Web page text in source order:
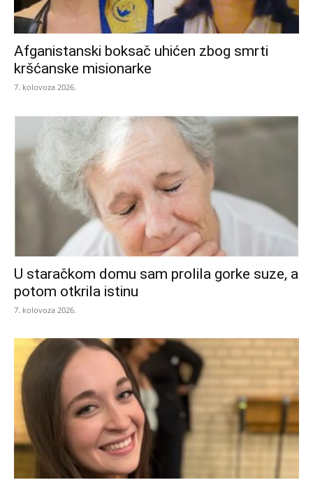
Afganistanski boksač uhićen zbog smrti
kršćanske misionarke
7. kolovoza 2026.
U staračkom domu sam prolila gorke suze, a
potom otkrila istinu
7. kolovoza 2026.